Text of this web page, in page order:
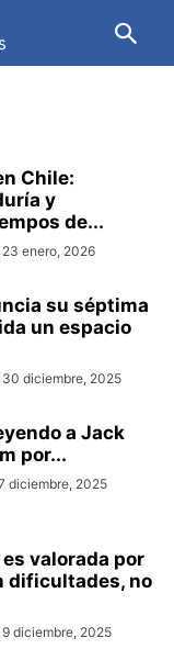
Chile:
y
de...
23 enero, 2026
su séptima
un espacio
30 diciembre, 2025
a Jack
por...
diciembre, 2025
valorada por
dificultades, no
9 diciembre, 2025